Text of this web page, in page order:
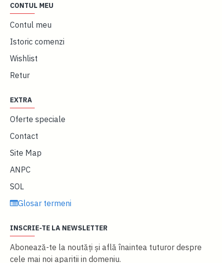
CONTUL MEU
Contul meu
Istoric comenzi
Wishlist
Retur
EXTRA
Oferte speciale
Contact
Site Map
ANPC
SOL
Glosar termeni
INSCRIE-TE LA NEWSLETTER
Abonează-te la noutăţi și află înaintea tuturor despre
cele mai noi aparitii in domeniu.